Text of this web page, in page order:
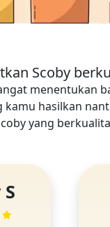
Scoby
menentukan
kamu hasilkan
yang